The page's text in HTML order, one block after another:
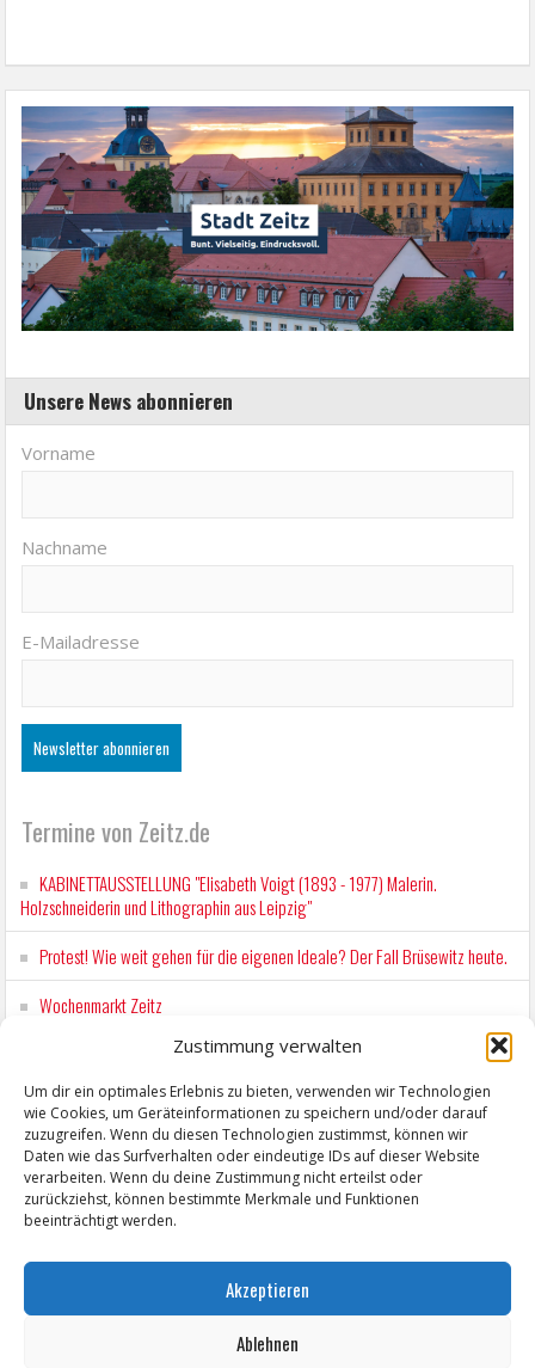
Zustimmung verwalten
Um dir ein optimales Erlebnis zu bieten, verwenden wir Technologien
wie Cookies, um Geräteinformationen zu speichern und/oder darauf
zuzugreifen. Wenn du diesen Technologien zustimmst, können wir
Daten wie das Surfverhalten oder eindeutige IDs auf dieser Website
verarbeiten. Wenn du deine Zustimmung nicht erteilst oder
zurückziehst, können bestimmte Merkmale und Funktionen
beeinträchtigt werden.
Akzeptieren
Ablehnen
Unsere News abonnieren
Vorname
Nachname
E-Mailadresse
Termine von Zeitz.de
KABINETTAUSSTELLUNG "Elisabeth Voigt (1893 - 1977) Malerin.
Holzschneiderin und Lithographin aus Leipzig"
Protest! Wie weit gehen für die eigenen Ideale? Der Fall Brüsewitz heute.
Wochenmarkt Zeitz
EINFACH LESEN im August 2026 H.P. Richter - DAMALS WAR ES FRIEDRICH
Workshop für Kinder: Stop-Motion mit LEGO® & Robotik